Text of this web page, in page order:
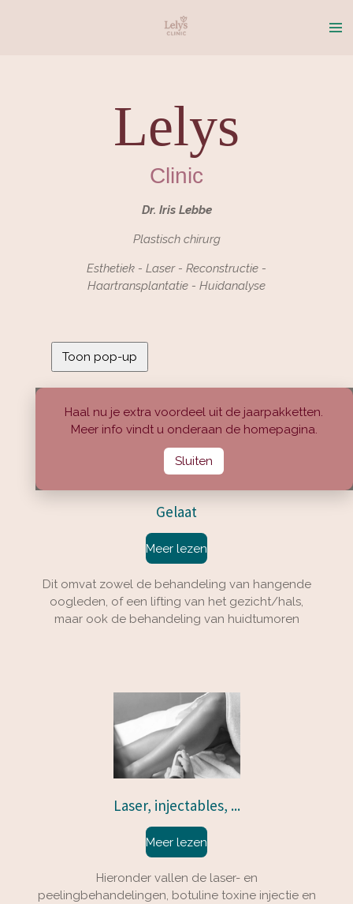
Lelys
Clinic
Dr. Iris Lebbe
Plastisch chirurg
Esthetiek - Laser - Reconstructie -
Haartransplantatie - Huidanalyse
Toon pop-up
Haal nu je extra voordeel uit de jaarpakketten.
Meer info vindt u onderaan de homepagina.
Sluiten
Gelaat
Meer lezen
Dit omvat zowel de behandeling van hangende
oogleden, of een lifting van het gezicht/hals,
maar ook de behandeling van huidtumoren
Laser, injectables, ...
Meer lezen
Hieronder vallen de laser- en
peelingbehandelingen, botuline toxine injectie en